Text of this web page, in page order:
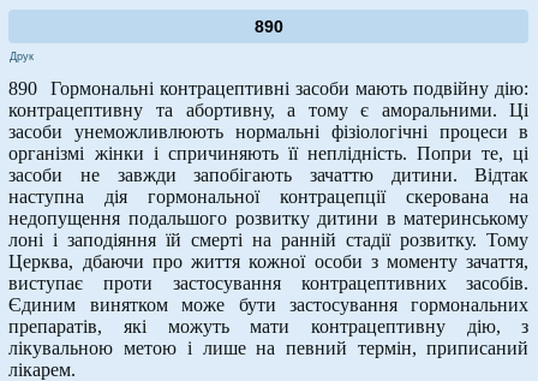
890
Друк
890 Гормональні контрацептивні засоби мають подвійну дію:
контрацептивну та абортивну, а тому є аморальними. Ці
засоби унеможливлюють нормальні фізіологічні процеси в
організмі жінки і спричиняють її неплідність. Попри те, ці
засоби не завжди запобігають зачаттю дитини. Відтак
наступна дія гормональної контрацепції скерована на
недопущення подальшого розвитку дитини в материнському
лоні і заподіяння їй смерті на ранній стадії розвитку. Тому
Церква, дбаючи про життя кожної особи з моменту зачаття,
виступає проти застосування контрацептивних засобів.
Єдиним винятком може бути застосування гормональних
препаратів, які можуть мати контрацептивну дію, з
лікувальною метою і лише на певний термін, приписаний
лікарем.